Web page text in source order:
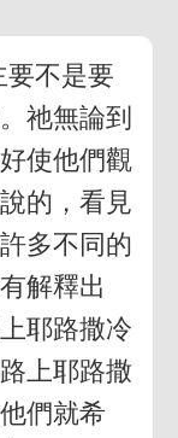
要不是要
祂無論到
使他們觀
的，看見
多不同的
解釋出
耶路撒冷
上耶路撒
們就希